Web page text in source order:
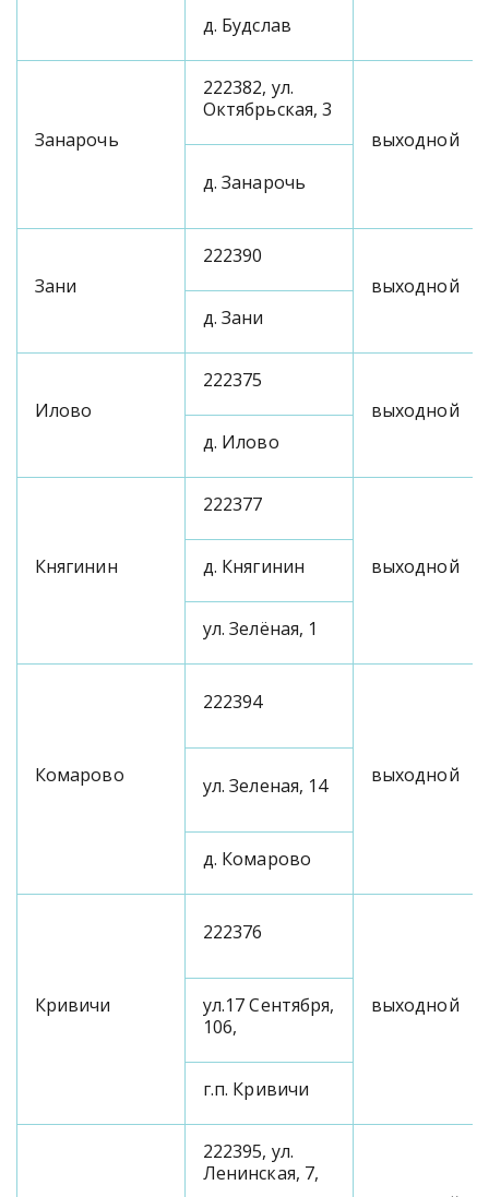
д. Будслав
Занарочь
222382, ул.
Октябрьская, 3
выходной
д. Занарочь
Зани
222390
выходной
д. Зани
Илово
222375
выходной
д. Илово
Княгинин
222377
выходной
д. Княгинин
ул. Зелёная, 1
Комарово
222394
выходной
ул. Зеленая, 14
д. Комарово
Кривичи
222376
выходной
ул.17 Сентября,
106,
г.п. Кривичи
222395, ул.
Ленинская, 7,